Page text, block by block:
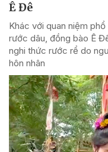
Ê Đê
Khác với quan niệm
rước dâu, đồng bào Ê
nghi thức rước rể do
hôn nhân